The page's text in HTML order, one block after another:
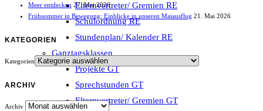
Elternvertreter/ Gremien RE
Schulordnung RE
Stundenplan/ Kalender RE
Ganztagsklassen
Projekte GT
Sprechstunden GT
Elternvertreter/ Gremien GT
Meer entdecken 27. Mai 2026
Frühsommer in Bewegung: Einblicke in unseren Maiausflug 21. Mai 2026
KATEGORIEN
Kategorien
ARCHIV
Archiv